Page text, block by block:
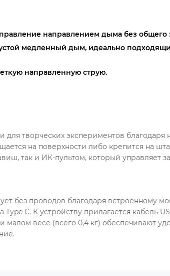
направлением дыма без общего
медленный дым, идеально
направленную струю.
для творческих экспериментов
на поверхности либо крепится на
так и ИК-пультом, который управляет
без проводов благодаря встроенному
C. К устройству прилагается кабель
весе (всего 0,4 кг) обеспечивают